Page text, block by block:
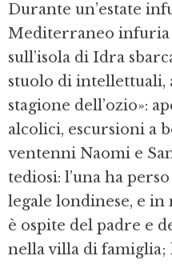
Durante un’estate
Mediterraneo
sull’isola di Idra
stuolo di intellettuali,
stagione dell’ozio»:
alcolici, escursioni a
ventenni Naomi e
tediosi: l’una ha
legale londinese, e
è ospite del padre e
nella villa di famiglia;